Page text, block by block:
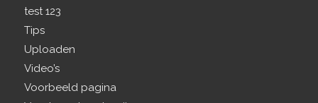
test 123
Tips
Uploaden
Video’s
Voorbeeld pagina